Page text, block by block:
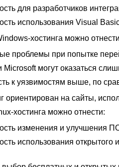
для разработчиков
использования Visual
хостинга можно
проблемы при попытке
Microsoft могут оказаться
к уязвимостям выше, по
ориентирован на сайты,
хостинга можно отнести:
изменения и улучшения
использования открытого